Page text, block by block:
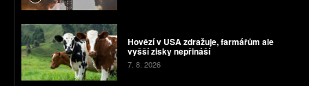
Hovězí v USA zdražuje, farmářům ale
vyšší zisky nepřináší
7. 8. 2026